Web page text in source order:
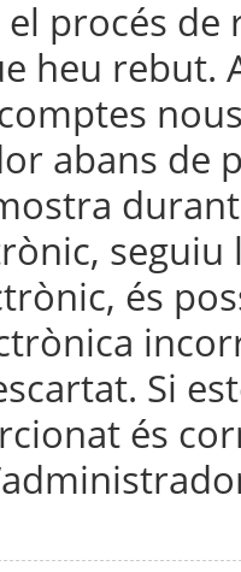
procés de
heu rebut.
abans de
és
Si
és